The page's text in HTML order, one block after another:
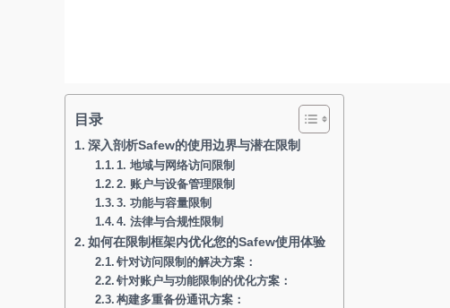
目录
深入剖析Safew的使用边界与潜在限制
1. 地域与网络访问限制
2. 账户与设备管理限制
3. 功能与容量限制
4. 法律与合规性限制
如何在限制框架内优化您的Safew使用体验
针对访问限制的解决方案：
针对账户与功能限制的优化方案：
构建多重备份通讯方案：